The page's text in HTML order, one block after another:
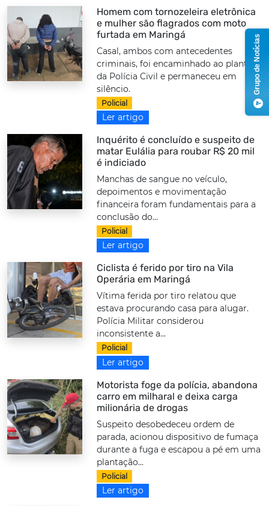
Homem com tornozeleira eletrônica
e mulher são flagrados com moto
furtada em Maringá
Casal, ambos com antecedentes
criminais, foi encaminhado ao plantão
da Polícia Civil e permaneceu em
silêncio.
Policial
Ler artigo
Inquérito é concluído e suspeito de
matar Eulália para roubar R$ 20 mil
é indiciado
Manchas de sangue no veículo,
depoimentos e movimentação
financeira foram fundamentais para a
conclusão do...
Policial
Ler artigo
Ciclista é ferido por tiro na Vila
Operária em Maringá
Vítima ferida por tiro relatou que
estava procurando casa para alugar.
Polícia Militar considerou
inconsistente a...
Policial
Ler artigo
Motorista foge da polícia, abandona
carro em milharal e deixa carga
milionária de drogas
Suspeito desobedeceu ordem de
parada, acionou dispositivo de fumaça
durante a fuga e escapou a pé em uma
plantação...
Policial
Ler artigo
Grupo de Notícias